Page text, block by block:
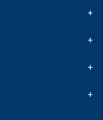
+
+
+
+